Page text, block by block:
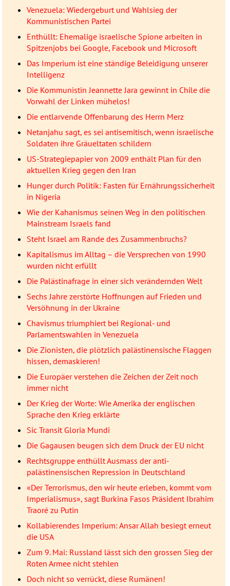
Venezuela: Wiedergeburt und Wahlsieg der
Kommunistischen Partei
Enthüllt: Ehemalige israelische Spione arbeiten in
Spitzenjobs bei Google, Facebook und Microsoft
Das Imperium ist eine ständige Beleidigung unserer
Intelligenz
Die Kommunistin Jeannette Jara gewinnt in Chile die
Vorwahl der Linken mühelos!
Die entlarvende Offenbarung des Herrn Merz
Netanjahu sagt, es sei antisemitisch, wenn israelische
Soldaten ihre Gräueltaten schildern
US-Strategiepapier von 2009 enthält Plan für den
aktuellen Krieg gegen den Iran
Hunger durch Politik: Fasten für Ernährungssicherheit
in Nigeria
Wie der Kahanismus seinen Weg in den politischen
Mainstream Israels fand
Steht Israel am Rande des Zusammenbruchs?
Kapitalismus im Alltag – die Versprechen von 1990
wurden nicht erfüllt
Die Palästinafrage in einer sich verändernden Welt
Sechs Jahre zerstörte Hoffnungen auf Frieden und
Versöhnung in der Ukraine
Chavismus triumphiert bei Regional- und
Parlamentswahlen in Venezuela
Die Zionisten, die plötzlich palästinensische Flaggen
hissen, demaskieren!
Die Europäer verstehen die Zeichen der Zeit noch
immer nicht
Der Krieg der Worte: Wie Amerika der englischen
Sprache den Krieg erklärte
Sic Transit Gloria Mundi
Die Gagausen beugen sich dem Druck der EU nicht
Rechtsgruppe enthüllt Ausmass der anti-
palästinensischen Repression in Deutschland
«Der Terrorismus, den wir heute erleben, kommt vom
Imperialismus», sagt Burkina Fasos Präsident Ibrahim
Traoré zu Putin
Kollabierendes Imperium: Ansar Allah besiegt erneut
die USA
Zum 9. Mai: Russland lässt sich den grossen Sieg der
Roten Armee nicht stehlen
Doch nicht so verrückt, diese Rumänen!